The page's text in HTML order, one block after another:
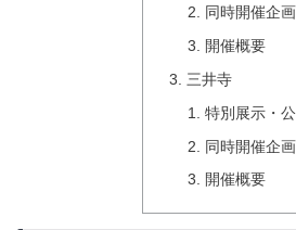
同時開催企画
開催概要
三井寺
特別展示・
同時開催企画
開催概要